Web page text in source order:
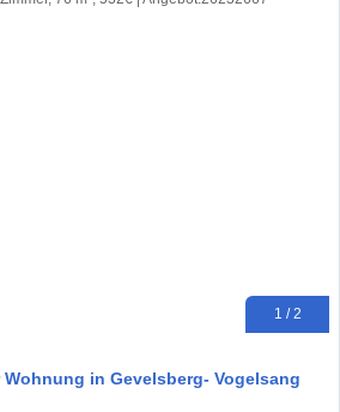
1 / 2
in Gevelsberg- Vogelsang